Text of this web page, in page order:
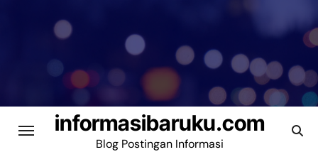
informasibaruku.com
Blog Postingan Informasi